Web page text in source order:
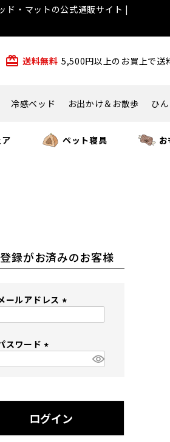
ド・マットの公式通販サイト |
card_giftcard 送料無料 5,500円以上のお買上で送
冷感ベッド お出かけ＆お散歩 ひ
ペット寝具
録がお済みのお客様
ールアドレス
スワード
)
ログイン